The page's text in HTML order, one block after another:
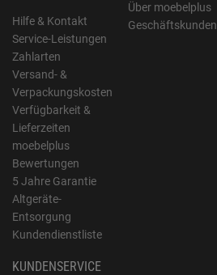
Hilfe & Kontakt
Service-Leistungen
Zahlarten
Versand- &
Verpackungskosten
Verfügbarkeit &
Lieferzeiten
moebelplus
Bewertungen
5 Jahre Garantie
Altgeräte-
Entsorgung
Kundendienstliste
Über moebelplus
Geschäftskunden
KUNDENSERVICE